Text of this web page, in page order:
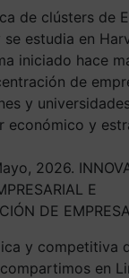
de clústers de
estudia en
iniciado hace
de
y
económico y
2026.
E
DE
y competitiva
en